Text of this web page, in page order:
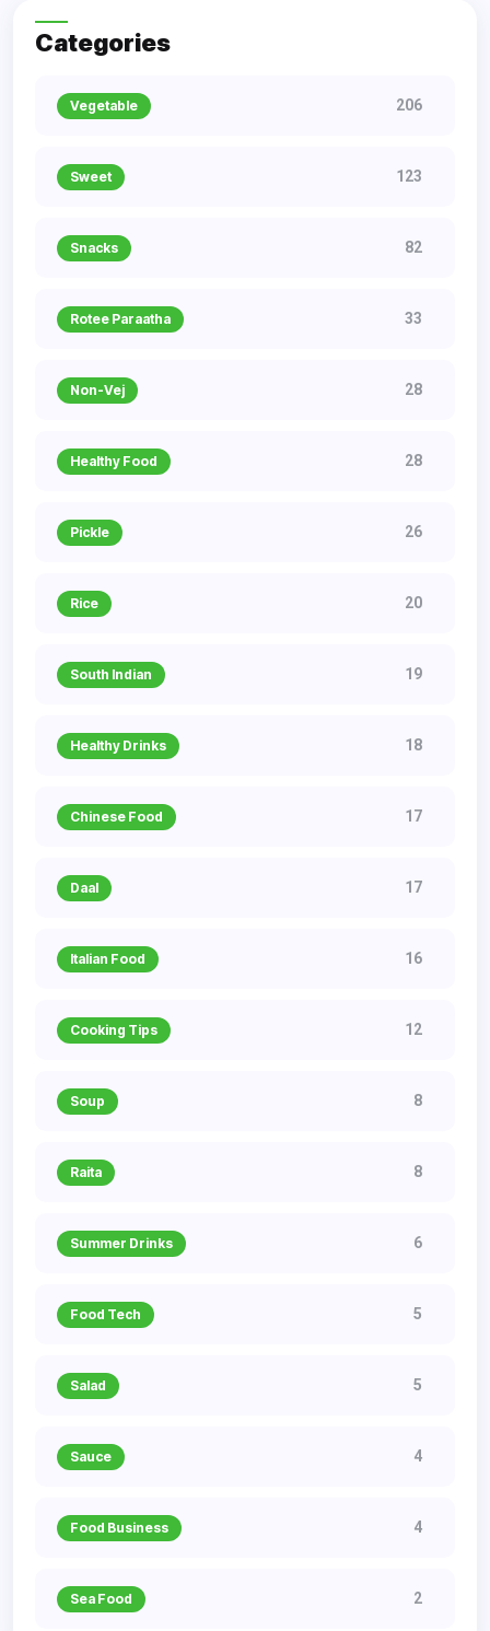
Categories
Vegetable 206
Sweet 123
Snacks 82
Rotee Paraatha 33
Non-Vej 28
Healthy Food 28
Pickle 26
Rice 20
South Indian 19
Healthy Drinks 18
Chinese Food 17
Daal 17
Italian Food 16
Cooking Tips 12
Soup 8
Raita 8
Summer Drinks 6
Food Tech 5
Salad 5
Sauce 4
Food Business 4
Sea Food 2